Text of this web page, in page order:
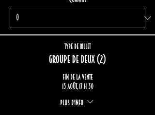
Type de billet
Groupe de deux (2)
Fin de la vente
15 août, 17 h 30
Plus d'info